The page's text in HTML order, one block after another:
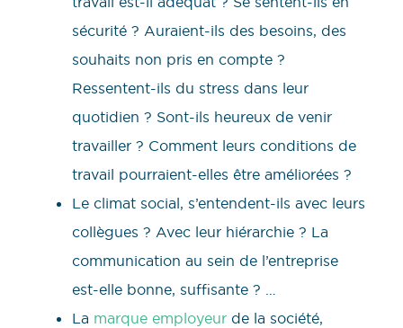
sécurité ? Auraient-ils des besoins, des
souhaits non pris en compte ?
Ressentent-ils du stress dans leur
quotidien ? Sont-ils heureux de venir
travailler ? Comment leurs conditions de
travail pourraient-elles être améliorées ?
Le climat social, s’entendent-ils avec leurs
collègues ? Avec leur hiérarchie ? La
communication au sein de l’entreprise
est-elle bonne, suffisante ? …
La marque employeur de la société,